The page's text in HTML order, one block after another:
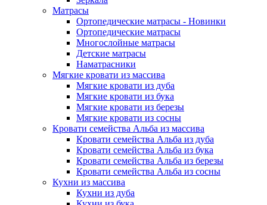
Матрасы
Ортопедические матрасы - Новинки
Ортопедические матрасы
Многослойные матрасы
Детские матрасы
Наматрасники
Мягкие кровати из массива
Мягкие кровати из дуба
Мягкие кровати из бука
Мягкие кровати из березы
Мягкие кровати из сосны
Кровати семейства Альба из массива
Кровати семейства Альба из дуба
Кровати семейства Альба из бука
Кровати семейства Альба из березы
Кровати семейства Альба из сосны
Кухни из массива
Кухни из дуба